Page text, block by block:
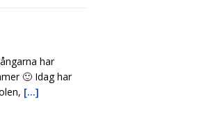
har
🙂 Idag har
[...]